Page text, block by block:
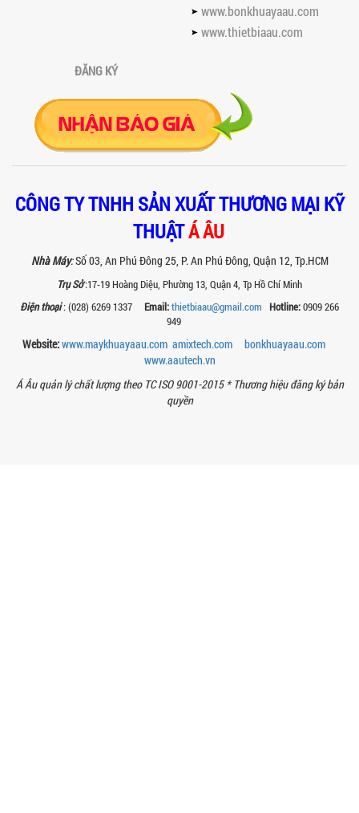
BỒN KHUẤY SÀN THAO TÁC – GIẢI PHÁP
tác inox an toàn, tiện lợi, phù hợp sản
xuất thực phẩm, mỹ phẩm, hóa chất....
VÌ SAO CÁC XƯỞNG SƠN NÊN CHỌN MÁY
CHIẾT RÓT SƠN 1 VÒI CỦA Á ÂU?
Khám phá lý do vì sao máy chiết rót sơn
cho các xưởng sơn: chính xác, tiết...
BÊN TRONG NHÀ MÁY Á ÂU: HÀNH TRÌNH
ĐẠT CHUẨN
Khám phá quy trình gia công bồn khuấy
inox tại nhà máy Á Âu – nơi tạo ra thiết
bị chuẩn kỹ thuật, bền bỉ, theo...
MÁY NGHIỀN THUỐC BVTV – GIẢI PHÁP
TỐI ƯU TRONG SẢN XUẤT NÔNG DƯỢC
HIỆN ĐẠI
Máy nghiền thuốc BVTV giúp tối ưu độ
mịn, nâng cao hiệu quả sản xuất và
đảm bảo chất lượng chế phẩm nông...
www.bonkhuayaau.com
www.thietbiaau.com
ĐĂNG KÝ
CÔNG TY TNHH SẢN XUẤT THƯƠNG MẠI KỸ
THUẬTÁ ÂU
Nhà Máy:Số 03, An Phú Đông 25, P. An Phú Đông, Quận 12, Tp.HCM
Trụ Sở:17-19 Hoàng Diệu, Phường 13, Quận 4, Tp Hồ Chí Minh
Điện thoại: (028) 6269 1337 Email:thietbiaau@gmail.com Hotline:0909 266
949
Website:www.maykhuayaau.com amixtech.com
bonkhuayaau.com
www.aautech.vn
Á Âu quản lý chất lượng theo TC ISO 9001-2015 * Thương hiệu đăng ký bản
quyền